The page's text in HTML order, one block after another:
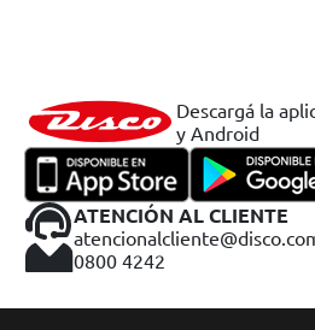
Descargá la
y Android
ATENCIÓN AL CLIENTE
0800 4242